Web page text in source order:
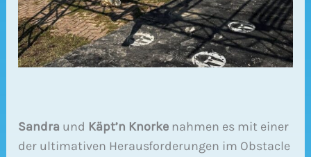
Sandra und Käpt’n Knorke nahmen es mit einer
der ultimativen Herausforderungen im Obstacle